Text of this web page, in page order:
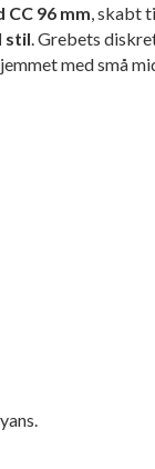
96 mm, skabt
stil. Grebets
med små